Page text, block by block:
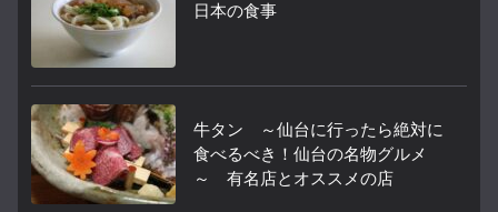
日本の食事
牛タン ～仙台に行ったら絶対に
食べるべき！仙台の名物グルメ
～ 有名店とオススメの店